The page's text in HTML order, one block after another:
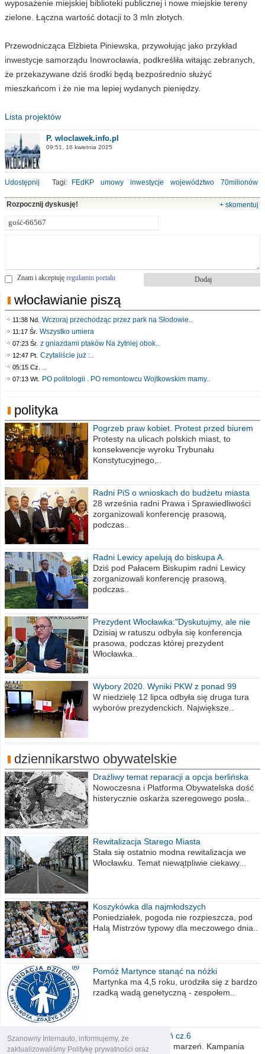
Szanowny Internauto, informujemy, że
zaktualizowaliśmy Politykę prywatności oraz
wyposażenie miejskiej biblioteki publicznej i nowe miejskie tereny
zielone. Łączna wartość dotacji to 3 mln złotych.
Przewodnicząca Elżbieta Piniewska, przywołując jako przykład
inwestycje samorządu Inowrocławia, podkreśliła witając zebranych,
że przekazywane dziś środki będą bezpośrednio służyć
mieszkańcom i że nie ma lepiej wydanych pieniędzy.
Lista projektów
P. wloclawek.info.pl
09:51, 16 kwietnia 2025
Udostępnij Tagi: FEdKP umowy inwestycje województwo 70milionów
Rozpocznij dyskusję! + skomentuj
Znam i akceptuję regulamin portalu
włocławianie piszą
11:38 Nd. Wczoraj przechodząc przez park na Słodowie..
11:17 Śr. Wszystko umiera
07:23 Śr. z gniazdami ptaków Na żytniej obok..
12:47 Pt. Czytaliście już :..
05:15 Cz. ..
07:13 Wt. PO politologii . PO remontowcu Wojtkowskim mamy..
polityka
Pogrzeb praw kobiet. Protest przed biurem
poselskim PiS
Protesty na ulicach polskich miast, to
konsekwencje wyroku Trybunału
Konstytucyjnego,..
Radni PiS o wnioskach do budżetu miasta
na 2021 rok
28 września radni Prawa i Sprawiedliwości
zorganizowali konferencję prasową,
podczas..
Radni Lewicy apelują do biskupa A.
Wiesława Meringa
Dziś pod Pałacem Biskupim radni Lewicy
zorganizowali konferencję prasową,
podczas..
Prezydent Włocławka:"Dyskutujmy, ale nie
obrażajmy się”
Dzisiaj w ratuszu odbyła się konferencja
prasowa, podczas której prezydent
Włocławka..
Wybory 2020. Wyniki PKW z ponad 99
procent obwodów
W niedzielę 12 lipca odbyła się druga tura
wyborów prezydenckich. Największe..
dziennikarstwo obywatelskie
Drażliwy temat reparacji a opcja berlińska
Nowoczesna i Platforma Obywatelska dość
histerycznie oskarża szeregowego posła..
Rewitalizacja Starego Miasta
Stała się ostatnio modna rewitalizacja we
Włocławku. Temat niewątpliwie ciekawy...
Koszykówka dla najmłodszych
Poniedziałek, pogoda nie rozpieszcza, pod
Halą Mistrzów typowy dla meczowego dnia..
Pomóż Martynce stanąć na nóżki
Martynka ma 4,5 roku, urodziła się z bardzo
rzadką wadą genetyczną - zespołem..
Polska moich marzeń cz.6
Nadszedł kres moich marzeń. Kampania